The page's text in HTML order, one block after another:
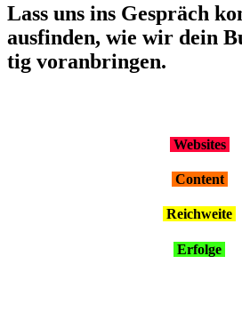
Lass uns ins Gespräch
aus­fin­den, wie wir dein
tig vor­an­brin­gen.
Web­sites
Con­tent
Reich­wei­te
Erfol­ge